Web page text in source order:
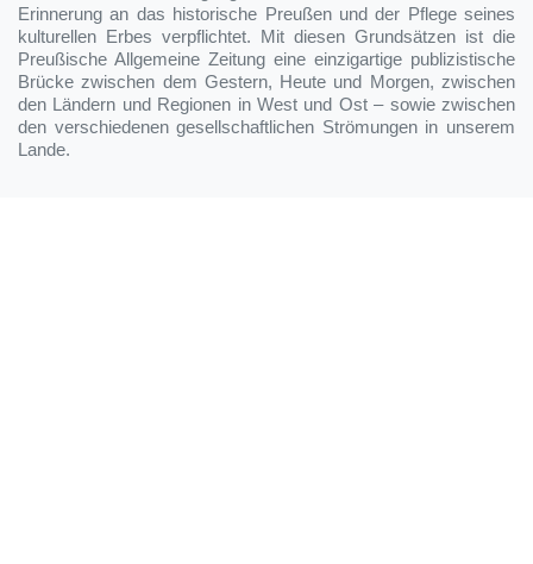
Erinnerung an das historische Preußen und der Pflege seines
kulturellen Erbes verpflichtet. Mit diesen Grundsätzen ist die
Preußische Allgemeine Zeitung eine einzigartige publizistische
Brücke zwischen dem Gestern, Heute und Morgen, zwischen
den Ländern und Regionen in West und Ost – sowie zwischen
den verschiedenen gesellschaftlichen Strömungen in unserem
Lande.